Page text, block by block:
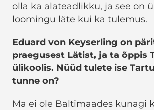
olla ka alateadlikku, ja see on
loomingu läte kui ka tulemus.
Eduard von Keyserling on
praegusest Lätist, ja ta õppis
ülikoolis. Nüüd tulete ise
tunne on?
Ma ei ole Baltimaades kunagi